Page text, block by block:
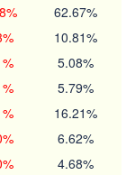
62.67%
10.81%
5.08%
5.79%
16.21%
6.62%
4.68%